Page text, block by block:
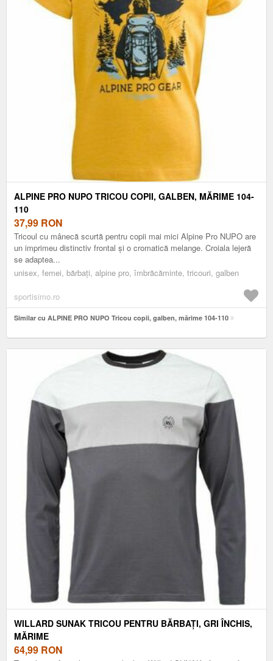
ALPINE PRO NUPO TRICOU COPII, GALBEN, MĂRIME 104-
110
37,99 RON
Tricoul cu mânecă scurtă pentru copii mai mici Alpine Pro NUPO are
un imprimeu distinctiv frontal și o cromatică melange. Croiala lejeră
se adaptea...
unisex, femei, bărbați, alpine pro, îmbrăcăminte, tricouri, galben
sportisimo.ro
Similar cu ALPINE PRO NUPO Tricou copii, galben, mărime 104-110
WILLARD SUNAK TRICOU PENTRU BĂRBAȚI, GRI ÎNCHIS,
MĂRIME
64,99 RON